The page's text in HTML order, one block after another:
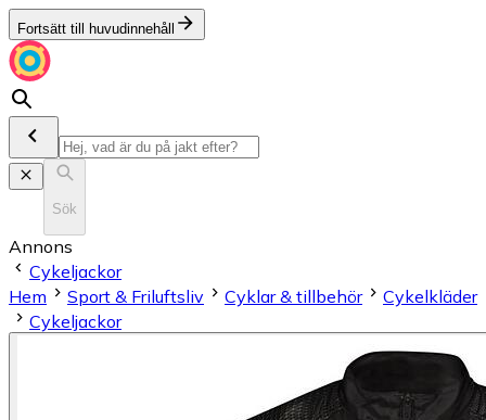
Fortsätt till huvudinnehåll
Sök
Annons
Cykeljackor
Hem
Sport & Friluftsliv Cyklar & tillbehör
Cykelkläder
Cykeljackor